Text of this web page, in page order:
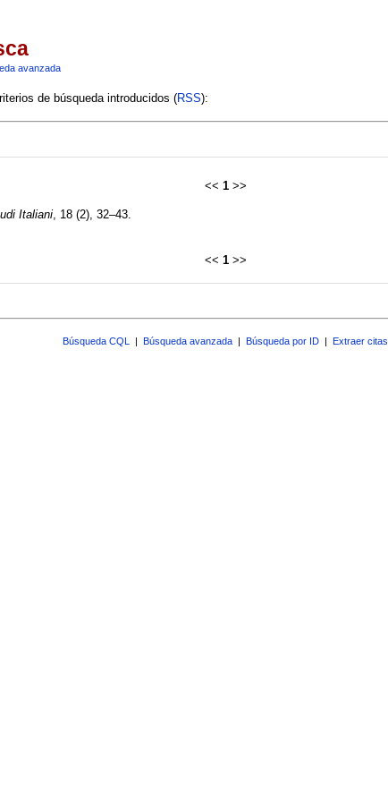
avanzada
de búsqueda introducidos (RSS):
<< 1>>
Italiani, 18 (2), 32–43.
<< 1>>
Búsqueda CQL | Búsqueda avanzada | Búsqueda por ID | Extraer citas